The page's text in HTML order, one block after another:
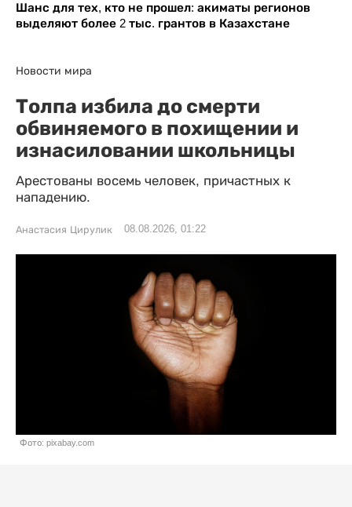
Шанс для тех, кто не прошел: акиматы регионов
выделяют более 2 тыс. грантов в Казахстане
Новости мира
Толпа избила до смерти
обвиняемого в похищении и
изнасиловании школьницы
Арестованы восемь человек, причастных к
нападению.
Анастасия Цирулик 08.08.2026, 01:22
Фото: pixabay.com